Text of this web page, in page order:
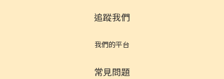
追蹤我們
我們的平台
常見問題